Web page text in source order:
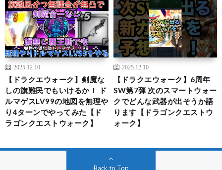
2025.12.10
【ドラクエウォーク】剣魔な
しの旗難民でもいけるか！ ド
ルマゲスLV99の地図を無理や
り4ターンでやってみた【ド
ラゴンクエストウォーク】
2025.12.10
【ドラクエウォーク】6周年
SW第7弾 次のスマートウォー
クでどんな武器が出そうか語
ります【ドラゴンクエストウ
ォーク】
Back to Top